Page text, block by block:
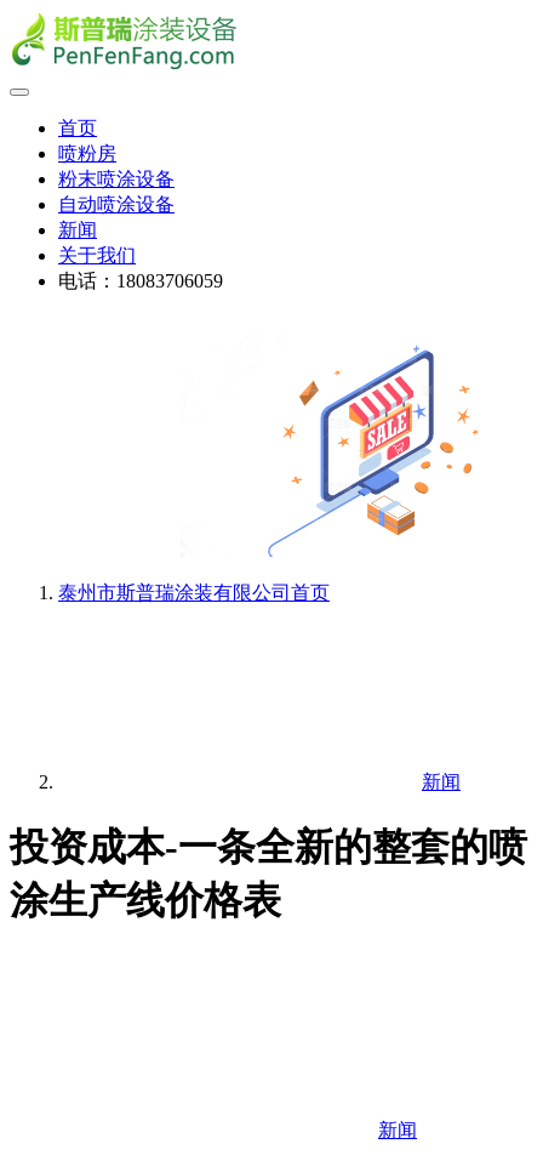
首页
喷粉房
粉末喷涂设备
自动喷涂设备
新闻
关于我们
电话：18083706059
泰州市斯普瑞涂装有限公司 首页
新闻
投资成本-一条全新的整套的喷
涂生产线价格表
新闻